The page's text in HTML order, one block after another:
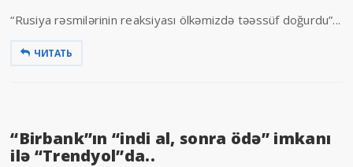
“Rusiya rəsmilərinin reaksiyası ölkəmizdə təəssüf doğurdu”...
ЧИТАТЬ
“Birbank”ın “indi al, sonra ödə” imkanı
ilə “Trendyol”da..